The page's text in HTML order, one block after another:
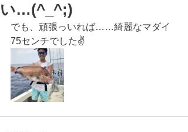
い…(^_^;)
でも、頑張っいれば……綺麗なマダイ
75センチでした✌️